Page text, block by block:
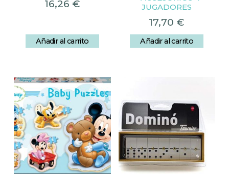
16,26 €
Añadir al carrito
JUGADORES
17,70 €
Añadir al carrito